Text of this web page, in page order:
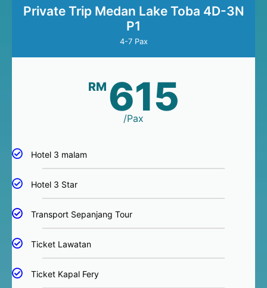
Private Trip Medan Lake Toba 4D-3N
P1
4-7 Pax
RM 615
/Pax
Hotel 3 malam
Hotel 3 Star
Transport Sepanjang Tour
Ticket Lawatan
Ticket Kapal Fery